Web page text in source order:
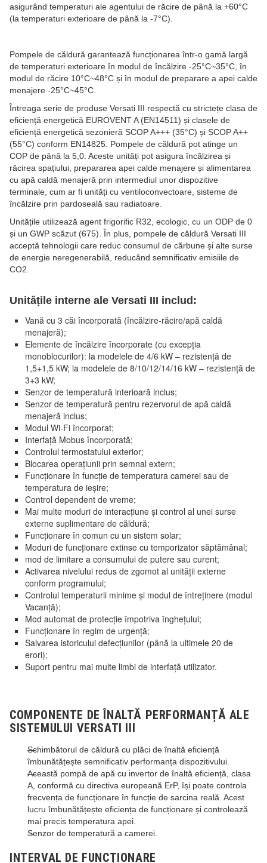
asigurând temperaturi ale agentului de răcire de până la +60°C
(la temperaturi exterioare de până la -7°C).
Pompele de căldură garantează funcționarea într-o gamă largă
de temperaturi exterioare în modul de încălzire -25°C~35°C, în
modul de răcire 10°C~48°C și în modul de preparare a apei calde
menajere -25°C~45°C.
Întreaga serie de produse Versati III respectă cu strictețe clasa de
eficiență energetică EUROVENT A (EN14511) și clasele de
eficiență energetică sezonieră SCOP A+++ (35°C) și SCOP A++
(55°C) conform EN14825. Pompele de căldură pot atinge un
COP de până la 5,0. Aceste unități pot asigura încălzirea și
răcirea spațiului, prepararea apei calde menajere și alimentarea
cu apă caldă menajeră prin intermediul unor dispozitive
terminale, cum ar fi unități cu ventiloconvectoare, sisteme de
încălzire prin pardoseală sau radiatoare.
Unitățile utilizează agent frigorific R32, ecologic, cu un ODP de 0
și un GWP scăzut (675). În plus, pompele de căldură Versati III
acceptă tehnologii care reduc consumul de cărbune și alte surse
de energie neregenerabilă, reducând semnificativ emisiile de
CO2.
Unitățile interne ale Versati III includ:
Vană cu 3 căi încorporată (încălzire-răcire/apă caldă
menajeră);
Elemente de încălzire încorporate (cu excepția
monoblocurilor): la modelele de 4/6 kW – rezistență de
1,5+1,5 kW; la modelele de 8/10/12/14/16 kW – rezistență de
3+3 kW;
Senzor de temperatură interioară inclus;
Senzor de temperatură pentru rezervorul de apă caldă
menajeră inclus;
Modul Wi-Fi încorporat;
Interfață Mobus încorporată;
Controlul termostatului exterior;
Blocarea operațiunii prin semnal extern;
Funcționare în funcție de temperatura camerei sau de
temperatura de ieșire;
Control dependent de vreme;
Mai multe moduri de interacțiune și control al unei surse
externe suplimentare de căldură;
Funcționare în comun cu un sistem solar;
Moduri de funcționare extinse cu temporizator săptămânal;
mod de limitare a consumului de putere sau curent;
Activarea nivelului redus de zgomot al unității externe
conform programului;
Controlul temperaturii minime și modul de întreținere (modul
Vacanță);
Mod automat de protecție împotriva înghețului;
Funcționare în regim de urgență;
Salvarea istoricului defecțiunilor (până la ultimele 20 de
erori);
Suport pentru mai multe limbi de interfață utilizator.
COMPONENTE DE ÎNALTĂ PERFORMANȚĂ ALE
SISTEMULUI VERSATI III
Schimbătorul de căldură cu plăci de înaltă eficiență
îmbunătățește semnificativ performanța dispozitivului.
Această pompă de apă cu invertor de înaltă eficiență, clasa
A, conformă cu directiva europeană ErP, își poate controla
frecvența de funcționare în funcție de sarcina reală. Acest
lucru îmbunătățește eficiența de funcționare și controlează
mai precis temperatura apei.
Senzor de temperatură a camerei.
INTERVAL DE FUNCȚIONARE